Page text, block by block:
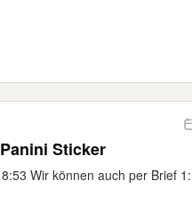
Sticker
Wir können auch per Brief